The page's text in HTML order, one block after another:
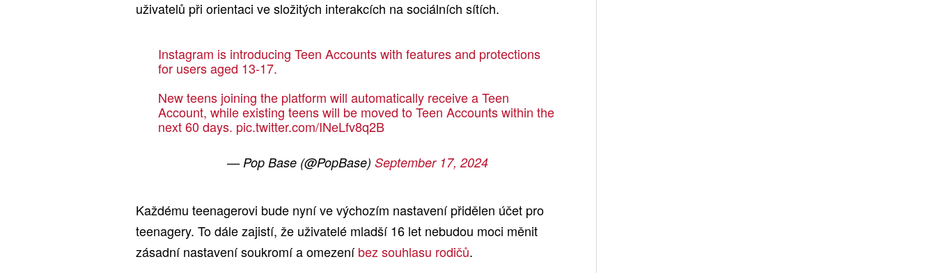
uživatelů při orientaci ve složitých interakcích na sociálních sítích.
Instagram is introducing Teen Accounts with features and protections
for users aged 13-17.
New teens joining the platform will automatically receive a Teen
Account, while existing teens will be moved to Teen Accounts within the
next 60 days. pic.twitter.com/INeLfv8q2B
— Pop Base (@PopBase)September 17, 2024
Každému teenagerovi bude nyní ve výchozím nastavení přidělen účet pro
teenagery. To dále zajistí, že uživatelé mladší 16 let nebudou moci měnit
zásadní nastavení soukromí a omezeníbez souhlasu rodičů.